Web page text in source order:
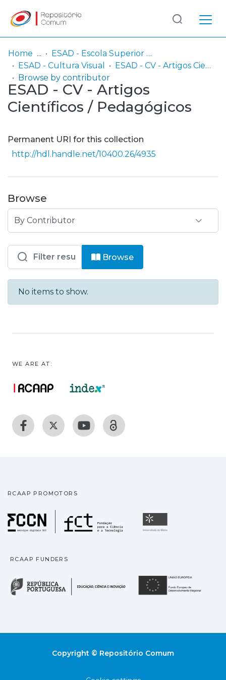
Communities
& Collections
Browse repository
Entities
Log
In
(current)
Home
ESAD - Escola Superior de Artes e Design
ESAD - Cultura Visual
ESAD - CV - Artigos Científicos / Pedagógicos
Browse by contributor
ESAD - CV - Artigos
Científicos / Pedagógicos
Permanent URI for this collection
http://hdl.handle.net/10400.26/4935
Browse
Browsing ESAD - CV - Artigos
Browse
No items to show.
WE ARE AT:
RCAAP PROMOTORS
Fundação para a
RCAAP FUNDERS
República Portuguesa
Copyright © Repositório Comum